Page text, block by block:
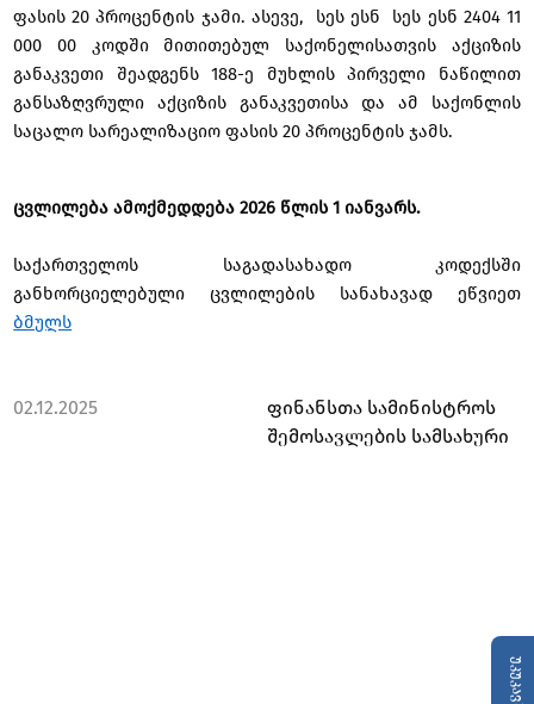
ფასის 20 პროცენტის ჯამი. ასევე, სეს ესნ სეს ესნ 2404 11
000 00 კოდში მითითებულ საქონელისათვის აქციზის
განაკვეთი შეადგენს 188-ე მუხლის პირველი ნაწილით
განსაზღვრული აქციზის განაკვეთისა და ამ საქონლის
საცალო სარეალიზაციო ფასის20 პროცენტის ჯამს.
ცვლილება ამოქმედდება 2026 წლის 1 იანვარს.
საქართველოს საგადასახადო კოდექსში
განხორციელებული ცვლილების სანახავად ეწვიეთ
ბმულს
02.12.2025
ფინანსთა სამინისტროს
შემოსავლების სამსახური